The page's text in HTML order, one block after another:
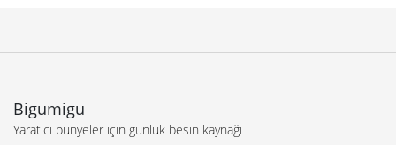
Bigumigu
Yaratıcı bünyeler için günlük besin kaynağı